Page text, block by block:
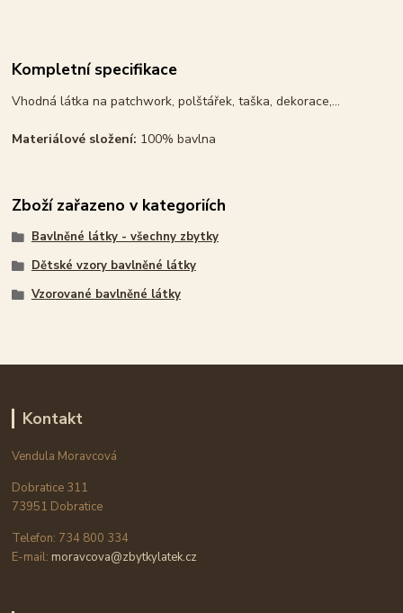
Kompletní specifikace
Vhodná látka na patchwork, polštářek, taška, dekorace,...
Materiálové složení: 100% bavlna
Zboží zařazeno v kategoriích
Bavlněné látky - všechny zbytky
Dětské vzory bavlněné látky
Vzorované bavlněné látky
Kontakt
Vendula Moravcová
Dobratice 311
73951 Dobratice
Telefon: 734 800 334
E-mail: moravcova@zbytkylatek.cz